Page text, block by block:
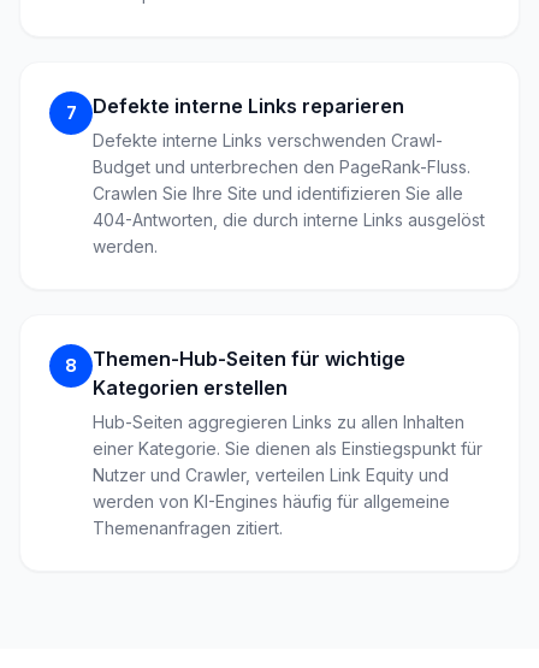
7 Defekte interne Links reparieren
Defekte interne Links verschwenden Crawl-
Budget und unterbrechen den PageRank-Fluss.
Crawlen Sie Ihre Site und identifizieren Sie alle
404-Antworten, die durch interne Links ausgelöst
werden.
8
Themen-Hub-Seiten für wichtige
Kategorien erstellen
Hub-Seiten aggregieren Links zu allen Inhalten
einer Kategorie. Sie dienen als Einstiegspunkt für
Nutzer und Crawler, verteilen Link Equity und
werden von KI-Engines häufig für allgemeine
Themenanfragen zitiert.